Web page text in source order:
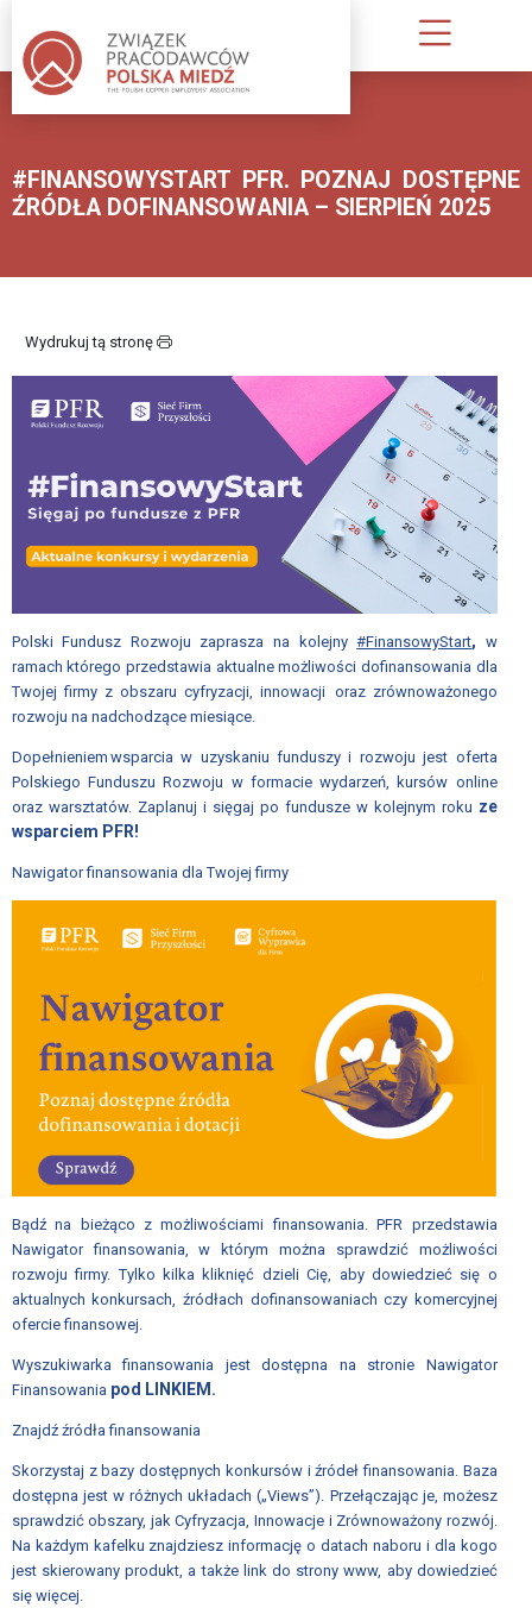
O
NAS
KIM
JESTEŚMY
PUBLIKACJE
ZWIĄZKU
PRACODAWCÓW
STATUT;
REGULAMIN
ZWIĄZKU;
ZGROMADZENIA
OGÓLNEGO
Regulamin
udziału
w
wydarzeniach
organizowanych
przez
Związek
Pracodawców
Polska
Miedź
Wydarzenia
WŁADZE
ZWIĄZKU
ZARZĄD
ZWIĄZKU
RADA
ZWIĄZKU
CZŁONKOWIE
ZWIĄZKU
FIRM
WSTĄPIĆ
DO
ZWIĄZKU
DOKUMENTY
#FINANSOWYSTART PFR. POZNAJ DOSTĘPNE
ŹRÓDŁA DOFINANSOWANIA – SIERPIEŃ 2025
Wydrukuj tą stronę
Polski Fundusz Rozwoju zaprasza na kolejny#FinansowyStart, w
ramach którego przedstawia aktualne możliwości dofinansowania dla
Twojej firmy z obszaru cyfryzacji, innowacji oraz zrównoważonego
rozwoju na nadchodzące miesiące.
Dopełnieniem wsparcia w uzyskaniu funduszy i rozwoju jest oferta
Polskiego Funduszu Rozwoju w formacie wydarzeń, kursów online
oraz warsztatów. Zaplanuj i sięgaj po fundusze w kolejnym roku ze
wsparciem PFR!
Nawigator finansowania dla Twojej firmy
Bądź na bieżąco z możliwościami finansowania. PFR przedstawia
Nawigator finansowania, w którym można sprawdzić możliwości
rozwoju firmy. Tylko kilka kliknięć dzieli Cię, aby dowiedzieć się o
aktualnych konkursach, źródłach dofinansowaniach czy komercyjnej
ofercie finansowej.
Wyszukiwarka finansowania jest dostępna na stronie Nawigator
Finansowania pod LINKIEM.
Znajdź źródła finansowania
Skorzystaj z bazy dostępnych konkursów i źródeł finansowania. Baza
dostępna jest w różnych układach („Views”). Przełączając je, możesz
sprawdzić obszary, jak Cyfryzacja, Innowacje i Zrównoważony rozwój.
Na każdym kafelku znajdziesz informację o datach naboru i dla kogo
jest skierowany produkt, a także link do strony www, aby dowiedzieć
się więcej.